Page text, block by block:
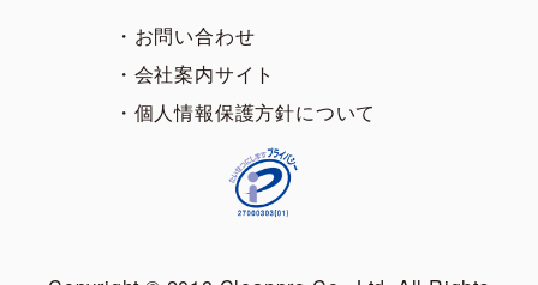
・お問い合わせ
・会社案内サイト
・個人情報保護方針について